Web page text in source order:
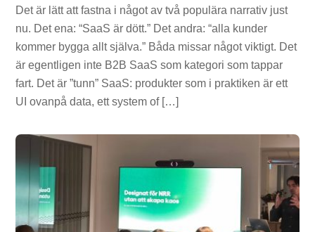
Det är lätt att fastna i något av två populära narrativ just
nu. Det ena: “SaaS är dött.” Det andra: “alla kunder
kommer bygga allt själva.” Båda missar något viktigt. Det
är egentligen inte B2B SaaS som kategori som tappar
fart. Det är ”tunn” SaaS: produkter som i praktiken är ett
UI ovanpå data, ett system of […]